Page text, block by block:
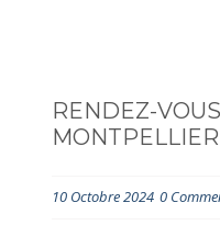
RENDEZ-
10 Octobre 2024 0